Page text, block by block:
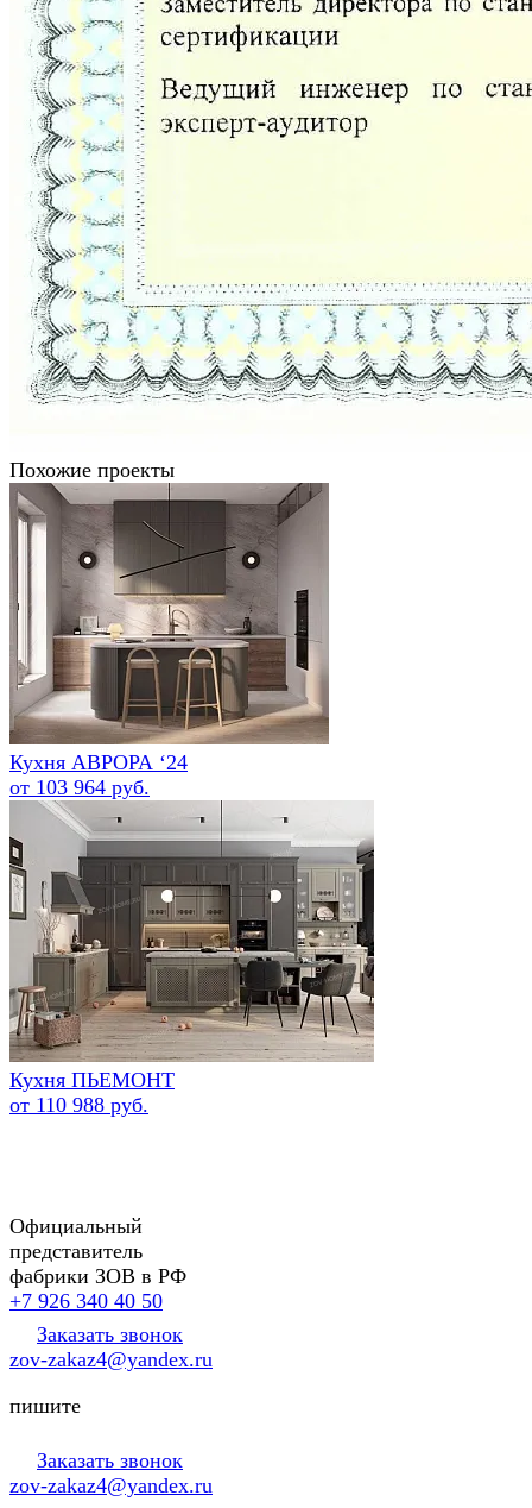
Похожие проекты
Кухня АВРОРА ‘24
от 103 964 руб.
Кухня ПЬЕМОНТ
от 110 988 руб.
Официальный
представитель
фабрики ЗОВ в РФ
+7 926 340 40 50
Заказать звонок
zov-zakaz4@yandex.ru
пишите
Заказать звонок
zov-zakaz4@yandex.ru